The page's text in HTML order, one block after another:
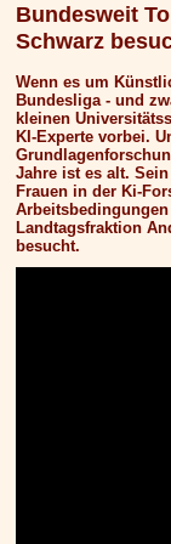
Bundesweit
Schwarz
Wenn es um
Bundesliga - und
kleinen
KI-Experte vorbei.
Jahre ist es alt.
Frauen in der Ki-
Landtagsfraktion
besucht.